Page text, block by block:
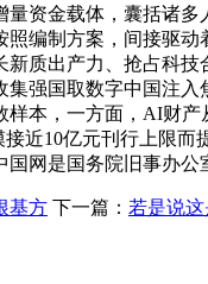
资金载体，囊括诸
编制方案，间接驱
新质出产力、抢占科
强国取数字中国注
样本，一方面，AI财
近10亿元刊行上限
网是国务院旧事办
基方 下一篇： 若是说